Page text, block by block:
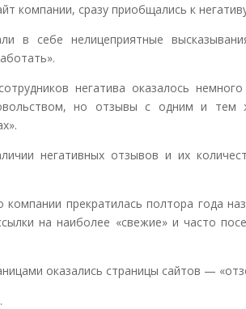
компании, сразу приобщались к
в себе нелицеприятные
негатива оказалось
но отзывы с одним и тем
негативных отзывов и их
прекратилась полтора года
на наиболее «свежие» и часто
оказались страницы сайтов —